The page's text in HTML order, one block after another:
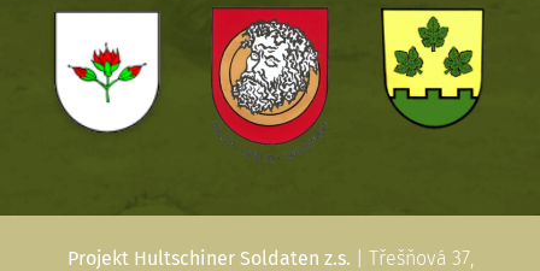
Projekt Hultschiner Soldaten z.s. | Třešňová 37,